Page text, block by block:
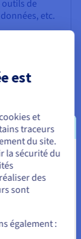
de
etc.
de
à la
le stockage,
temps et
États-
pays (États-
est
et
traceurs
du site.
la sécurité du
des
sont
également :